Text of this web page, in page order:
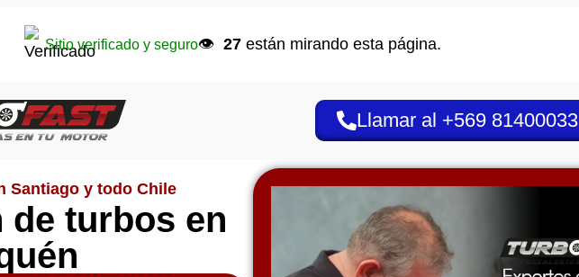
Sitio verificado y seguro👁️ 27están mirando esta página.
Llamar al +569 81400033
Santiago y todo Chile
de turbos en